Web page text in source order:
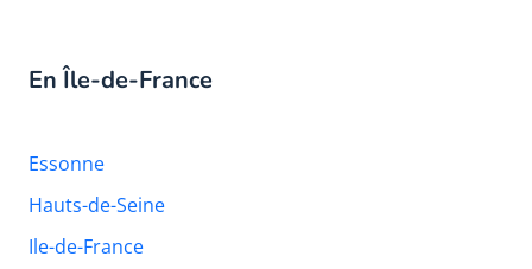
En Île-de-France
Essonne
Hauts-de-Seine
Ile-de-France